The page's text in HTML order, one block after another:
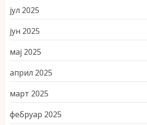
јул 2025
јун 2025
мај 2025
април 2025
март 2025
фебруар 2025